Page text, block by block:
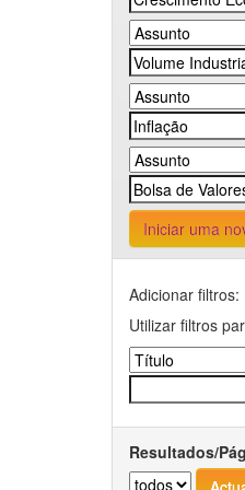
Iniciar uma
Adicionar filtros:
Utilizar filtros
Resultados/